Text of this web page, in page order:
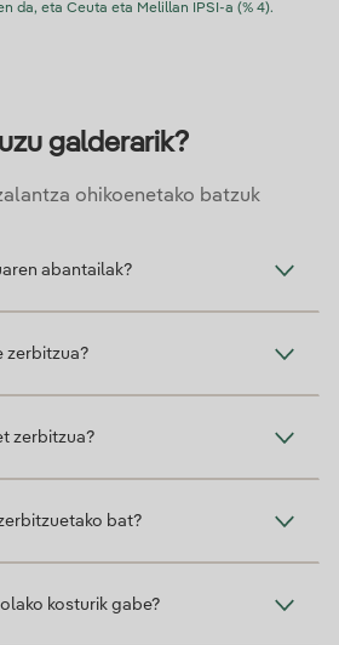
da, eta Ceuta eta Melillan IPSI-a (% 4).
galderarik?
ohikoenetako batzuk
abantailak?
zerbitzua?
zerbitzua?
bat?
kosturik gabe?